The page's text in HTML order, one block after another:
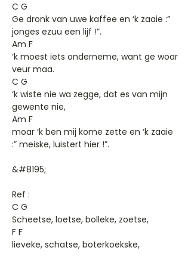
C G
Ge dronk van uwe kaffee en ‘k zaaie :”
jonges ezuu een lijf !”.
Am F
‘k moest iets onderneme, want ge woar
veur maa.
C G
‘k wiste nie wa zegge, dat es van mijn
gewente nie,
Am F
moar ‘k ben mij kome zette en ‘k zaaie
:” meiske, luistert hier !”.
&#8195;
Ref :
C G
Scheetse, loetse, bolleke, zoetse,
F F
lieveke, schatse, boterkoekske,